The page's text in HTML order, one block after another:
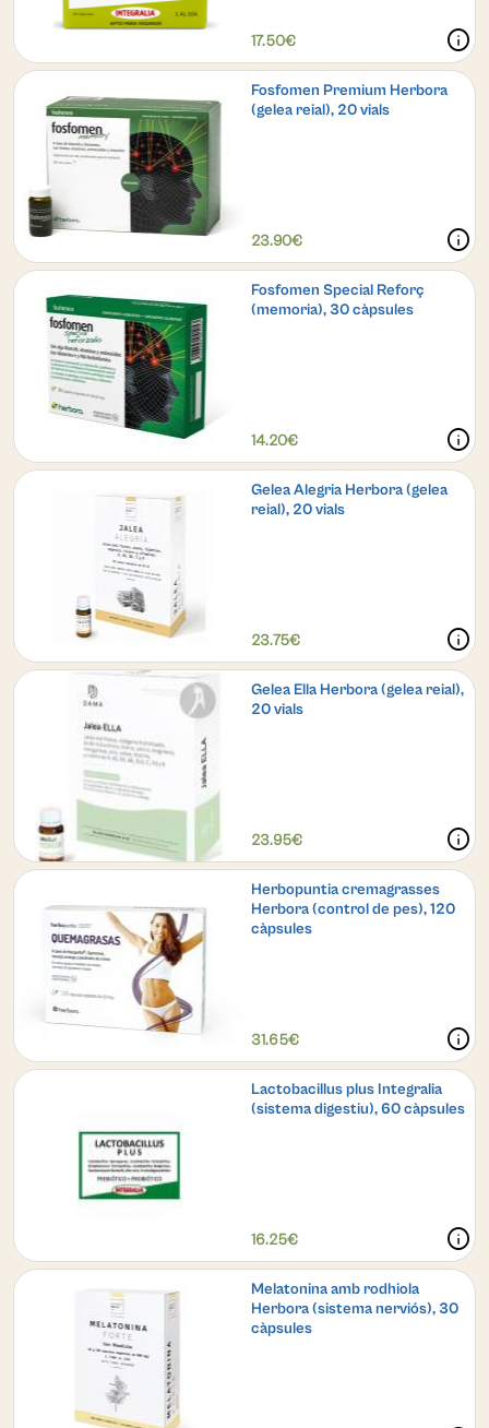
17.50€ info
Fosfomen Premium Herbora
(gelea reial), 20 vials
23.90€ info
Fosfomen Special Reforç
(memoria), 30 càpsules
14.20€ info
Gelea Alegria Herbora (gelea
reial), 20 vials
23.75€ info
Gelea Ella Herbora (gelea reial),
20 vials
23.95€ info
Herbopuntia cremagrasses
Herbora (control de pes), 120
càpsules
31.65€ info
Lactobacillus plus Integralia
(sistema digestiu), 60 càpsules
16.25€ info
Melatonina amb rodhiola
Herbora (sistema nerviós), 30
càpsules